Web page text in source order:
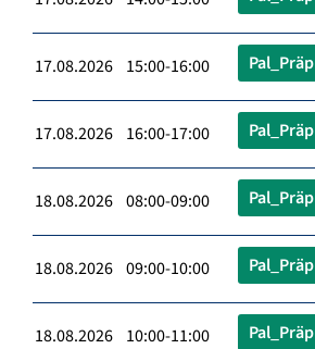
17.08.2026 15:00-16:00 Pal_Präp
17.08.2026 16:00-17:00 Pal_Präp
18.08.2026 08:00-09:00 Pal_Präp
18.08.2026 09:00-10:00 Pal_Präp
18.08.2026 10:00-11:00 Pal_Präp